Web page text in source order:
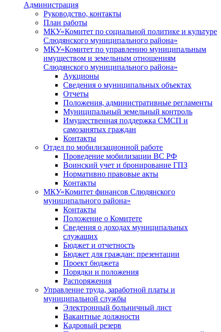
Администрация
Руководство, контакты
План работы
МКУ«Комитет по социальной политике и культуре
Слюдянского муниципального района»
МКУ«Комитет по управлению муниципальным
имуществом и земельным отношениям
Слюдянского муниципального района»
Аукционы
Сведения о муниципальных объектах
Отчеты
Положения, административные регламенты
Муниципальный земельный контроль
Имущественная поддержка СМСП и
самозанятых граждан
Контакты
Отдел по мобилизационной работе
Проведение мобилизации ВС РФ
Воинский учет и бронирование ГПЗ
Нормативно правовые акты
Контакты
МКУ«Комитет финансов Слюдянского
муниципального района»
Контакты
Положение о Комитете
Сведения о доходах муниципальных
служащих
Бюджет и отчетность
Бюджет для граждан: презентации
Проект бюджета
Порядки и положения
Распоряжения
Управление труда, заработной платы и
муниципальной службы
Электронный больничный лист
Вакантные должности
Кадровый резерв